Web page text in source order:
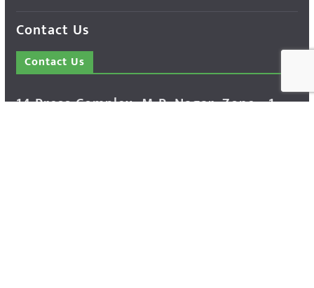
Contact Us
Contact Us
14 Press Complex, M.P. Nagar, Zone - 1,